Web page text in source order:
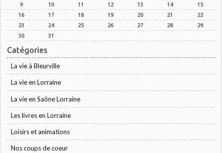
9 10 11 12 13 14
15
16
17 18 19 20 21
22
23
24 25 26 27 28
29
30
31
Catégories
La vie à Bleurville
La vie en Lorraine
La vie en Saône Lorraine
Les livres en Lorraine
Loisirs et animations
Nos coups de coeur